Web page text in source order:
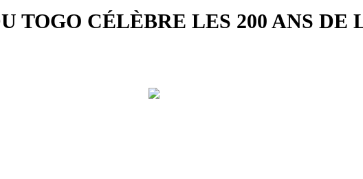
TOGO CÉLÈBRE LES 200 ANS DE